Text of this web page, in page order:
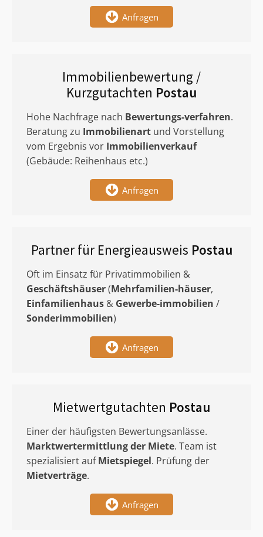
Anfragen
Immobilienbewertung /
Kurzgutachten Postau
Hohe Nachfrage nach Bewertungs-verfahren.
Beratung zu Immobilienart und Vorstellung
vom Ergebnis vor Immobilienverkauf
(Gebäude: Reihenhaus etc.)
Anfragen
Partner für Energieausweis Postau
Oft im Einsatz für Privatimmobilien &
Geschäftshäuser(Mehrfamilien-häuser,
Einfamilienhaus & Gewerbe-immobilien /
Sonderimmobilien)
Anfragen
Mietwertgutachten Postau
Einer der häufigsten Bewertungsanlässe.
Marktwertermittlungder Miete. Team ist
spezialisiert aufMietspiegel. Prüfung der
Mietverträge.
Anfragen